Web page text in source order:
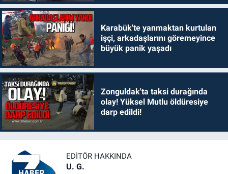
Karabük'te yanmaktan kurtulan
işçi, arkadaşlarını göremeyince
büyük panik yaşadı
Zonguldak'ta taksi durağında
olay! Yüksel Mutlu öldüresiye
darp edildi!
EDITÖR HAKKINDA
U. G.